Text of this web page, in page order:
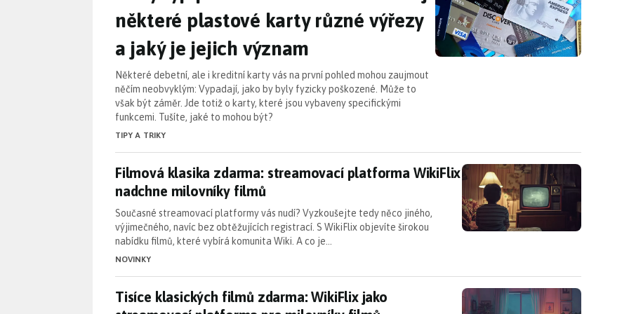
některé plastové karty různé výřezy
a jaký je jejich význam
Některé debetní, ale i kreditní karty vás na první pohled mohou zaujmout
něčím neobvyklým: Vypadají, jako by byly fyzicky poškozené. Může to
však být záměr. Jde totiž o karty, které jsou vybaveny specifickými
funkcemi. Tušíte, jaké to mohou být?
TIPY A TRIKY
Filmová klasika zdarma: streamovací platforma WikiFlix nadchne milovníky filmů
Filmová klasika zdarma: streamovací platforma WikiFlix
nadchne milovníky filmů
Současné streamovací platformy vás nudí? Vyzkoušejte tedy něco jiného,
výjimečného, navíc bez obtěžujících registrací. S WikiFlix objevíte širokou
nabídku filmů, které vybírá komunita Wiki. A co je…
NOVINKY
Tisíce klasických filmů zdarma: WikiFlix jako streamovací platforma pro
Tisíce klasických filmů zdarma: WikiFlix jako